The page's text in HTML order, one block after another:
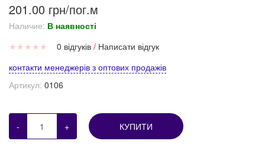
201.00 грн/пог.м
Наличие: В наявності
★ ★ ★ ★ ★ 0 відгуків / Написати відгук
контакти менеджерів з оптових продажів
Артикул: 0106
- + КУПИТИ